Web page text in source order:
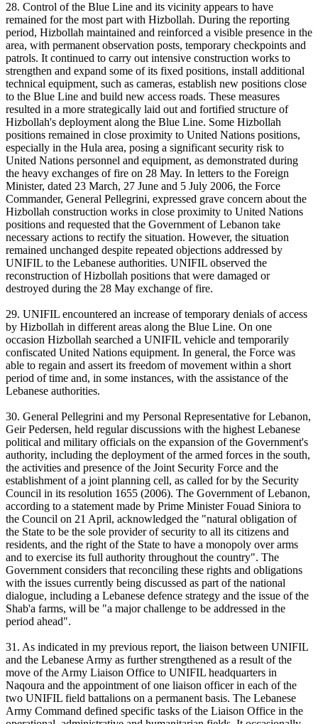
28. Control of the Blue Line and its vicinity appears to have
remained for the most part with Hizbollah. During the reporting
period, Hizbollah maintained and reinforced a visible presence in the
area, with permanent observation posts, temporary checkpoints and
patrols. It continued to carry out intensive construction works to
strengthen and expand some of its fixed positions, install additional
technical equipment, such as cameras, establish new positions close
to the Blue Line and build new access roads. These measures
resulted in a more strategically laid out and fortified structure of
Hizbollah's deployment along the Blue Line. Some Hizbollah
positions remained in close proximity to United Nations positions,
especially in the Hula area, posing a significant security risk to
United Nations personnel and equipment, as demonstrated during
the heavy exchanges of fire on 28 May. In letters to the Foreign
Minister, dated 23 March, 27 June and 5 July 2006, the Force
Commander, General Pellegrini, expressed grave concern about the
Hizbollah construction works in close proximity to United Nations
positions and requested that the Government of Lebanon take
necessary actions to rectify the situation. However, the situation
remained unchanged despite repeated objections addressed by
UNIFIL to the Lebanese authorities. UNIFIL observed the
reconstruction of Hizbollah positions that were damaged or
destroyed during the 28 May exchange of fire.
29. UNIFIL encountered an increase of temporary denials of access
by Hizbollah in different areas along the Blue Line. On one
occasion Hizbollah searched a UNIFIL vehicle and temporarily
confiscated United Nations equipment. In general, the Force was
able to regain and assert its freedom of movement within a short
period of time and, in some instances, with the assistance of the
Lebanese authorities.
30. General Pellegrini and my Personal Representative for Lebanon,
Geir Pedersen, held regular discussions with the highest Lebanese
political and military officials on the expansion of the Government's
authority, including the deployment of the armed forces in the south,
the activities and presence of the Joint Security Force and the
establishment of a joint planning cell, as called for by the Security
Council in its resolution 1655 (2006). The Government of Lebanon,
according to a statement made by Prime Minister Fouad Siniora to
the Council on 21 April, acknowledged the "natural obligation of
the State to be the sole provider of security to all its citizens and
residents, and the right of the State to have a monopoly over arms
and to exercise its full authority throughout the country". The
Government considers that reconciling these rights and obligations
with the issues currently being discussed as part of the national
dialogue, including a Lebanese defence strategy and the issue of the
Shab'a farms, will be "a major challenge to be addressed in the
period ahead".
31. As indicated in my previous report, the liaison between UNIFIL
and the Lebanese Army as further strengthened as a result of the
move of the Army Liaison Office to UNIFIL headquarters in
Naqoura and the appointment of one liaison officer in each of the
two UNIFIL field battalions on a permanent basis. The Lebanese
Army Command defined specific tasks of the Liaison Office in the